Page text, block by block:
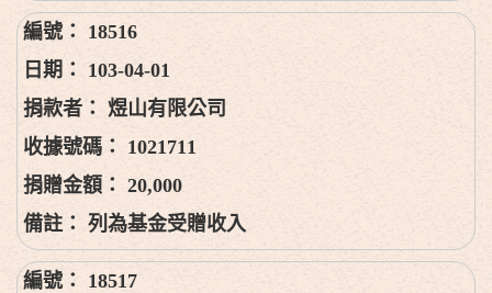
18516
103-04-01
煜山有限公司
1021711
20,000
列為基金受贈收入
18517